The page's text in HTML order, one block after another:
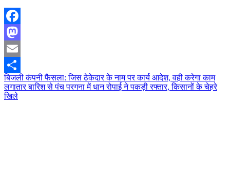
Facebook
Mastodon
Email
Share
Post
navigation
बिजली कंपनी फैसला: जिस ठेकेदार के नाम पर कार्य आदेश, वही करेगा काम
लगातार बारिश से पंच परगना में धान रोपाई ने पकड़ी रफ्तार, किसानों के चेहरे
खिले